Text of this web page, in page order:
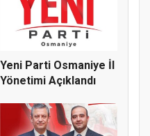
Yeni Parti Osmaniye İl
Yönetimi Açıklandı